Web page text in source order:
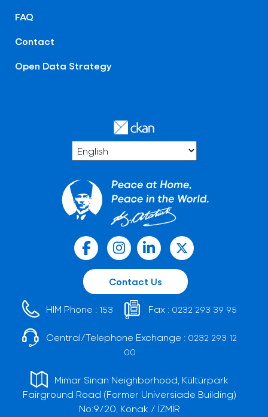
FAQ
Contact
Open Data Strategy
Contact Us
HIM Phone : 153 Fax : 0232 293 39 95
Central/Telephone Exchange : 0232 293 12
00
Mimar Sinan Neighborhood, Kültürpark
Fairground Road (Former Universiade Building)
No:9/20, Konak / İZMİR